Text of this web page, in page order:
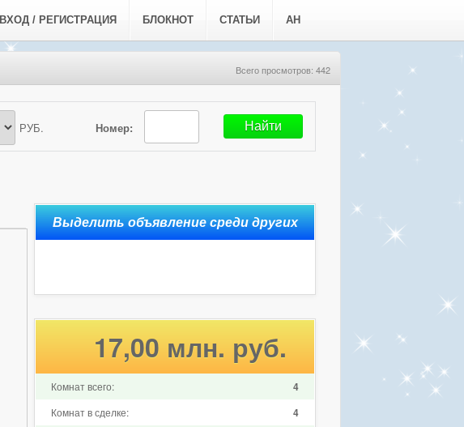
ВХОД / РЕГИСТРАЦИЯ БЛОКНОТ СТАТЬИ АН
Всего просмотров: 442
Номер:
РУБ.
17,00 млн. руб.
Комнат всего: 4
Комнат в сделке: 4